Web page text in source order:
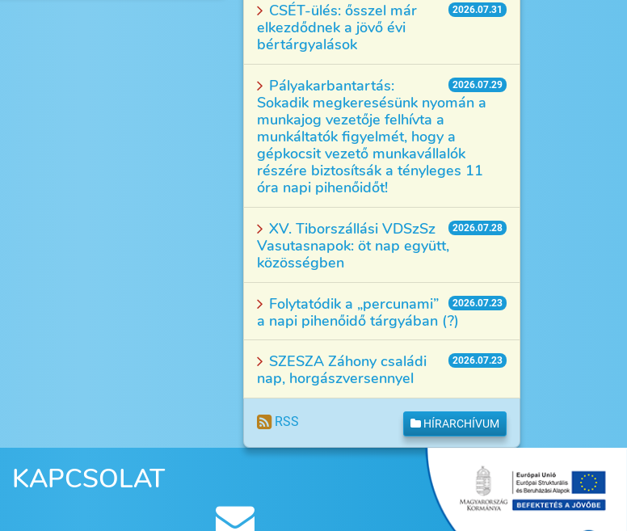
2026.07.31
CSÉT-ülés: ősszel már
elkezdődnek a jövő évi
bértárgyalások
2026.07.29
Pályakarbantartás:
Sokadik megkeresésünk nyomán a
munkajog vezetője felhívta a
munkáltatók figyelmét, hogy a
gépkocsit vezető munkavállalók
részére biztosítsák a tényleges 11
óra napi pihenőidőt!
2026.07.28
XV. Tiborszállási VDSzSz
Vasutasnapok: öt nap együtt,
közösségben
2026.07.23
Folytatódik a „percunami”
a napi pihenőidő tárgyában (?)
2026.07.23
SZESZA Záhony családi
nap, horgászversennyel
RSS HÍRARCHÍVUM
KAPCSOLAT